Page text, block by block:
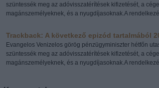
szüntessék meg az adóvisszatérítések kifizetését, a
magánszemélyeknek, és a nyugdíjasoknak.A
Trackback: A következő epizód tartalmából
Evangelos Venizelos görög pénzügyminiszter hétfőn
szüntessék meg az adóvisszatérítések kifizetését, a
magánszemélyeknek, és a nyugdíjasoknak.A